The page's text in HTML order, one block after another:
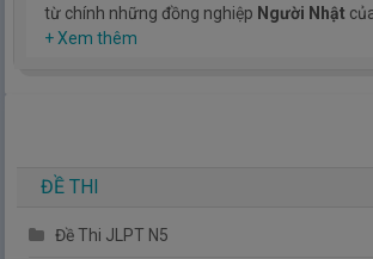
từ chính những đồng nghiệp Người Nhật
Hy vọng rằng kinh nghiệm mà mình có được
+ Xem thêm
ĐỀ THI
Đề Thi JLPT N5